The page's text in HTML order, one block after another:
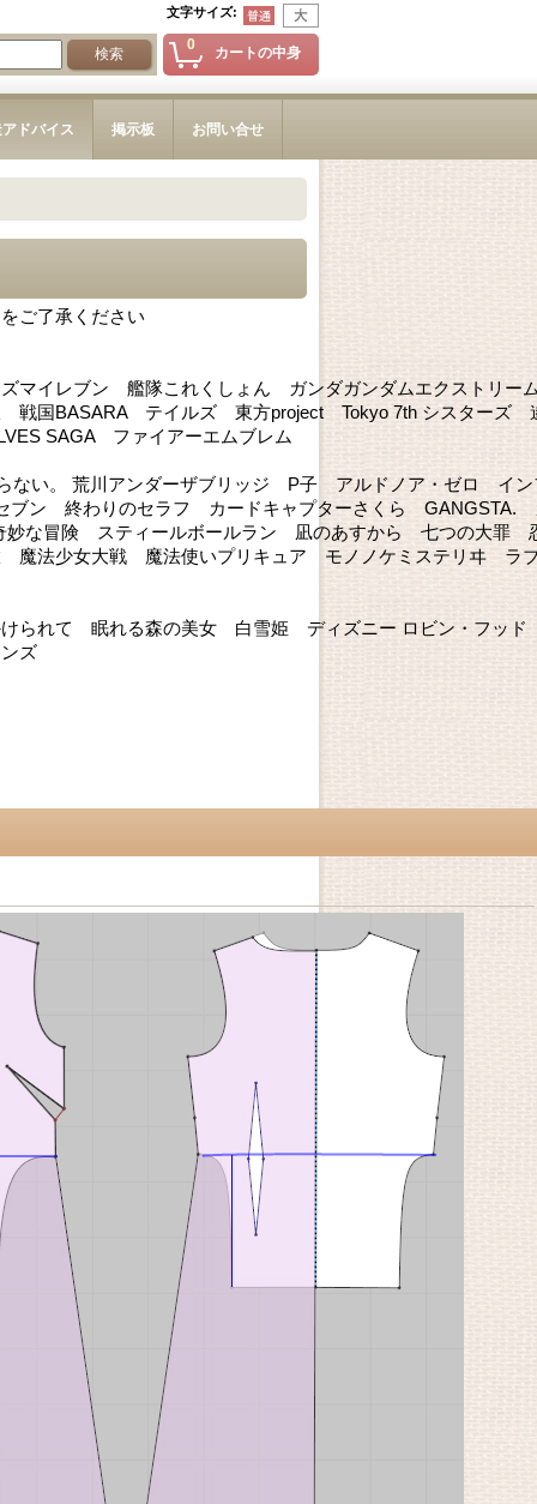
文字サイズ:
0 カートの中身
ドバイス 掲示板 お問い合せ
ご了承ください
イレブン 艦隊これくしょん ガンダガンダムエクストリー
国BASARA テイルズ 東方project Tokyo 7th シスターズ
SAGA ファイアーエムブレム
らない。 荒川アンダーザブリッジ P子 アルドノア・ゼロ イン
ン 終わりのセラフ カードキャプターさくら GANGSTA.
な冒険 スティールボールラン 凪のあすから 七つの大罪
法少女大戦 魔法使いプリキュア モノノケミステリヰ ラ
られて 眠れる森の美女 白雪姫 ディズニー ロビン・フッ
ズ